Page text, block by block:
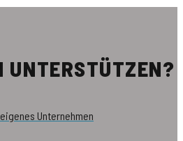
UNTERSTÜTZEN?
Unternehmen